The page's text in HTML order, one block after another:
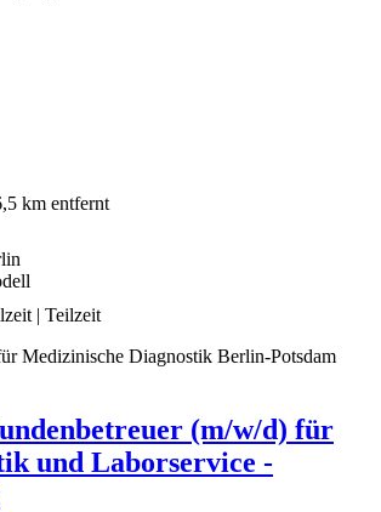
km entfernt
| Teilzeit
Medizinische Diagnostik Berlin-Potsdam
(m/w/d) für
und Laborservice -